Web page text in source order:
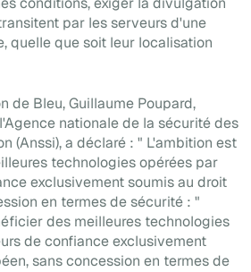
par les serveurs d'une
quelle que soit leur localisation
de Bleu, Guillaume Poupard,
nationale de la sécurité des
(Anssi), a déclaré : " L'ambition est
technologies opérées par
exclusivement soumis au droit
en termes de sécurité : "
des meilleures technologies
de confiance exclusivement
sans concession en termes de